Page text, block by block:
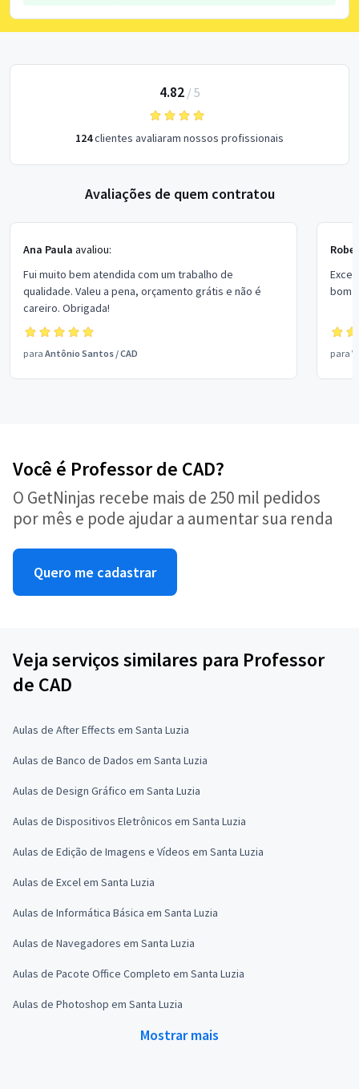
4.82/ 5
124clientes avaliaram nossos profissionais
Avaliações de quem contratou
Ana Paula avaliou:
Fui muito bem atendida com um trabalho de
qualidade. Valeu a pena, orçamento grátis e não é
careiro. Obrigada!
para Antônio Santos /CAD
bom
para
Você é Professor de CAD?
O GetNinjas recebe mais de 250 mil pedidos
por mês e pode ajudar a aumentar sua renda
Quero me cadastrar
Veja serviços similares para Professor
de CAD
Aulas de After Effects em Santa Luzia
Aulas de Banco de Dados em Santa Luzia
Aulas de Design Gráfico em Santa Luzia
Aulas de Dispositivos Eletrônicos em Santa Luzia
Aulas de Edição de Imagens e Vídeos em Santa Luzia
Aulas de Excel em Santa Luzia
Aulas de Informática Básica em Santa Luzia
Aulas de Navegadores em Santa Luzia
Aulas de Pacote Office Completo em Santa Luzia
Aulas de Photoshop em Santa Luzia
Mostrar mais